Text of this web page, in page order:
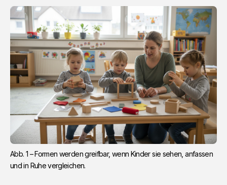
Abb. 1 – Formen werden greifbar, wenn Kinder sie sehen, anfassen
und in Ruhe vergleichen.